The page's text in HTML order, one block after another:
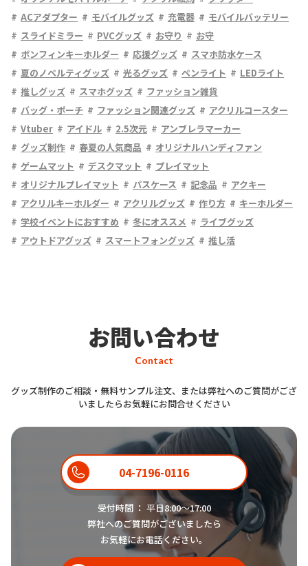
ACアダプター
モバイルグッズ 充電器
モバイルバッテリー
スライドミラー
PVCグッズ お守り
お守
ボンフィンキーホルダー
応援グッズ
スマホ防水ケース
夏のノベルティグッズ
光るグッズ ペンライト
LEDライト
推しグッズ
スマホグッズ
ファッション雑貨
バッグ・ポーチ
ファッション関連グッズ
アクリルコースター
Vtuber
アイドル 2.5次元
アンブレラマーカー
グッズ制作
春夏の人気商品
オリジナルハンディファン
ゲームマット
デスクマット
プレイマット
オリジナルプレイマット
パスケース 記念品
アクキー
アクリルキーホルダー
アクリルグッズ 作り方
キーホルダー
学校イベントにおすすめ
冬にオススメ
ライブグッズ
アウトドアグッズ
スマートフォングッズ 推し活
お問い合わせ
Contact
グッズ制作のご相談・無料サンプル注文、または弊社へのご質問がござ
いましたらお気軽にお問合せください
04-7196-0116
受付時間 ： 平日8:00〜17:00
弊社へのご質問がございましたら
お気軽にお電話ください。